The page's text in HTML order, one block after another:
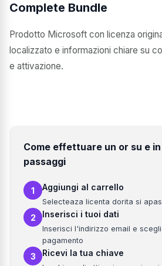
Complete Bundle
Prodotto Microsoft con licenza
localizzato e informazioni chiare su
e attivazione.
Come effettuare un or su e
passaggi
1 Aggiungi al carrello
Selecteaza licenta dorita si
2 Inserisci i tuoi dati
Inserisci l'indirizzo email e
pagamento
3 Ricevi la tua chiave